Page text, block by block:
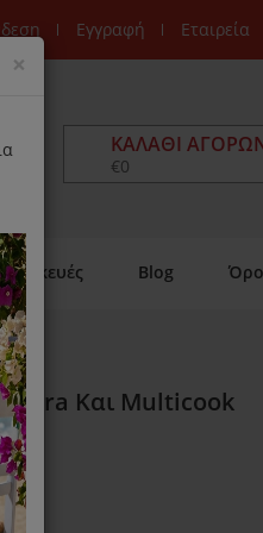
Εγγραφή Εταιρεία
ΚΑΛΆΘΙ
€0
Επισκευές Blog
Και Multicook
× Close